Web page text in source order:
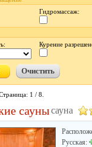
Гидромассаж:
Курение
1 / 8.
саунысауна
Русская: